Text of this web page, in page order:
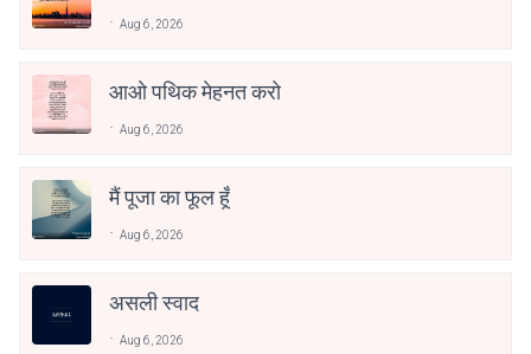
Aug 6, 2026
आओ पथिक मेहनत करो
Aug 6, 2026
मैं पूजा का फूल हूँ
Aug 6, 2026
असली स्वाद
Aug 6, 2026